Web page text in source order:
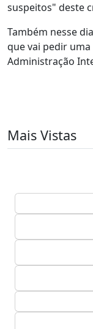
suspeitos" deste
Também nesse
que vai pedir
Administração
Mais Vistas